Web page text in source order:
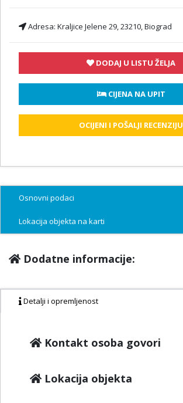
Adresa: Kraljice Jelene 29, 23210, Biograd
DODAJ U LISTU ŽELJA
CIJENA NA UPIT
OCIJENI I POŠALJI RECENZIJU
Osnovni podaci
Lokacija objekta na karti
Dodatne informacije:
Detalji i opremljenost
Kontakt osoba govori
Lokacija objekta